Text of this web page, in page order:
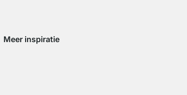
Meer inspiratie